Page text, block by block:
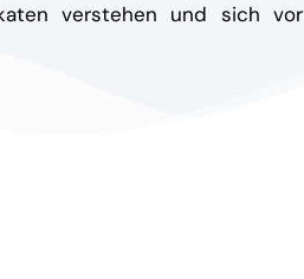
verstehen und sich vor